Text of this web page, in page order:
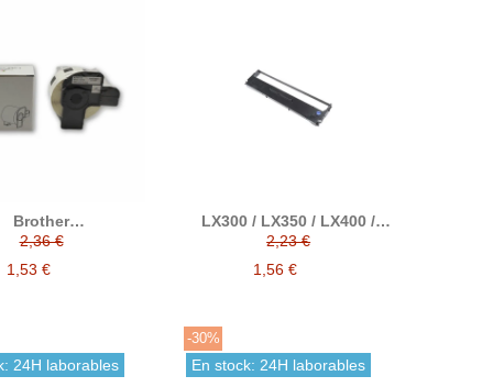
Brother
23 mm x 23 mm
2,36 €
1,53 €
LX300 / LX350 / LX400 /
FX80 / LX80 / LX800 /
LQ350 cinta matricial nylon
negro compatible a Epson
C13S015637
2,23 €
1,56 €
24H laborables
-30%
En stock: 24H laborables